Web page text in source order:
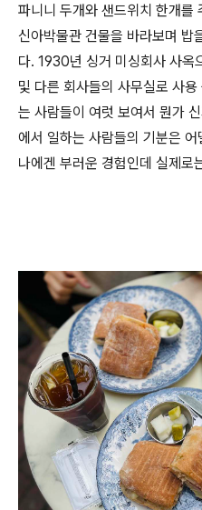
파니니 두개와 샌드위치 한개를
신아박물관 건물을 바라보며 밥
다. 1930년 싱거 미싱회사 사옥
및 다른 회사들의 사무실로 사
는 사람들이 여럿 보여서 뭔가
에서 일하는 사람들의 기분은
나에겐 부러운 경험인데 실제로